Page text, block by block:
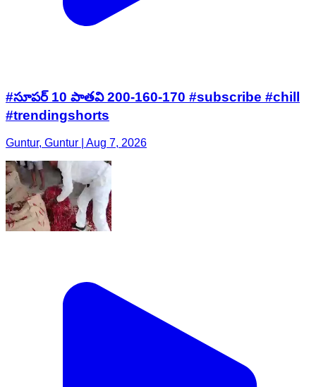
#సూపర్ 10 పాతవి 200-160-170 #subscribe #chill
#trendingshorts
Guntur, Guntur | Aug 7, 2026